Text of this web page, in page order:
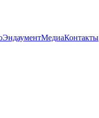
ЭндаументМедиаКонтакты